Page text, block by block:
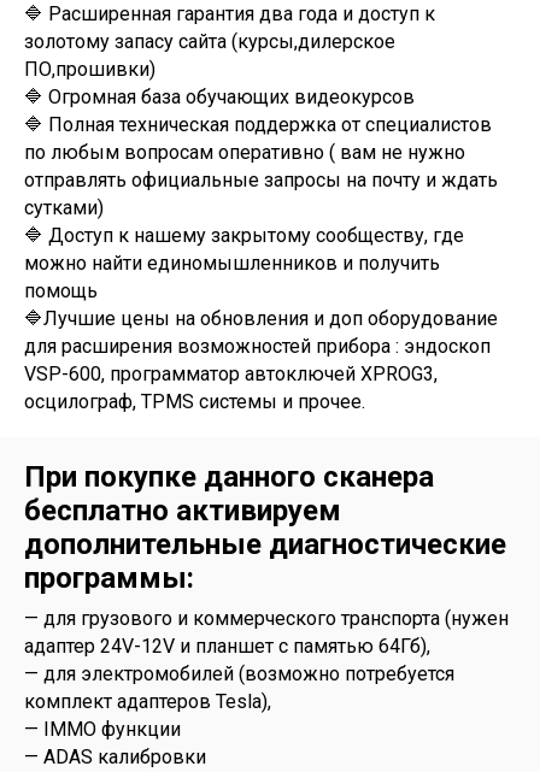
🔷 Расширенная гарантия два года и доступ к
золотому запасу сайта (курсы,дилерское
ПО,прошивки)
🔷 Огромная база обучающих видеокурсов
🔷 Полная техническая поддержка от специалистов
по любым вопросам оперативно ( вам не нужно
отправлять официальные запросы на почту и ждать
сутками)
🔷 Доступ к нашему закрытому сообществу, где
можно найти единомышленников и получить
помощь
🔷Лучшие цены на обновления и доп оборудование
для расширения возможностей прибора : эндоскоп
VSP-600, программатор автоключей XPROG3,
осцилограф, TPMS системы и прочее.
При покупке данного сканера
бесплатно активируем
дополнительные диагностические
программы:
— для грузового и коммерческого транспорта (нужен
адаптер 24V-12V и планшет с памятью 64Гб),
— для электромобилей (возможно потребуется
комплект адаптеров Tesla),
— IMMO функции
— ADAS калибровки